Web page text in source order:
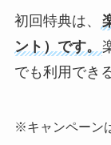
初回特典は、
ント）です。
でも利用でき
※キャンペーン